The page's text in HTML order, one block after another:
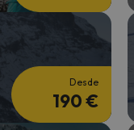
Desde
190 €